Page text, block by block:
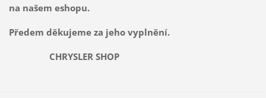
na našem eshopu.
Předem děkujeme za jeho vyplnění.
CHRYSLER SHOP